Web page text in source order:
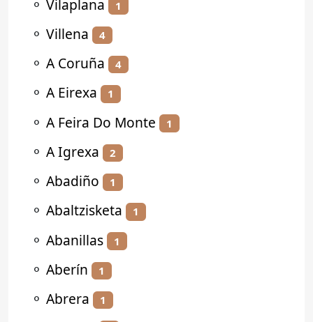
⚬ Vilaplana 1
⚬ Villena 4
⚬ A Coruña 4
⚬ A Eirexa 1
⚬ A Feira Do Monte 1
⚬ A Igrexa 2
⚬ Abadiño 1
⚬ Abaltzisketa 1
⚬ Abanillas 1
⚬ Aberín 1
⚬ Abrera 1